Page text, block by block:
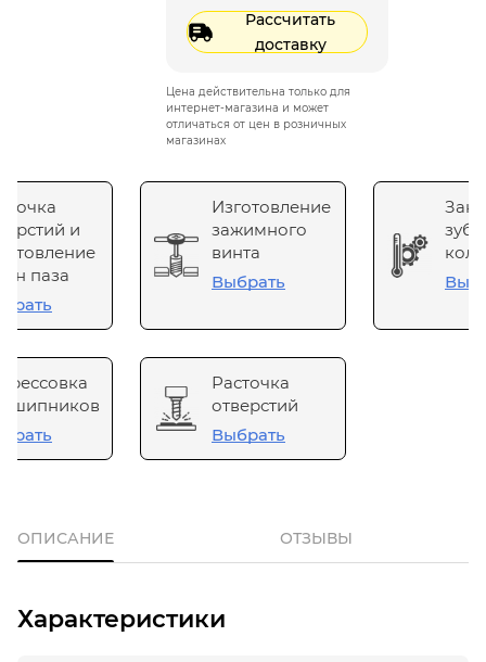
Рассчитать
доставку
Цена действительна только для
интернет-магазина и может
отличаться от цен в розничных
магазинах
и
паза
Изготовление
зажимного
винта
Выбрать
Расточка
отверстий
Выбрать
ОПИСАНИЕ ОТЗЫВЫ
Характеристики